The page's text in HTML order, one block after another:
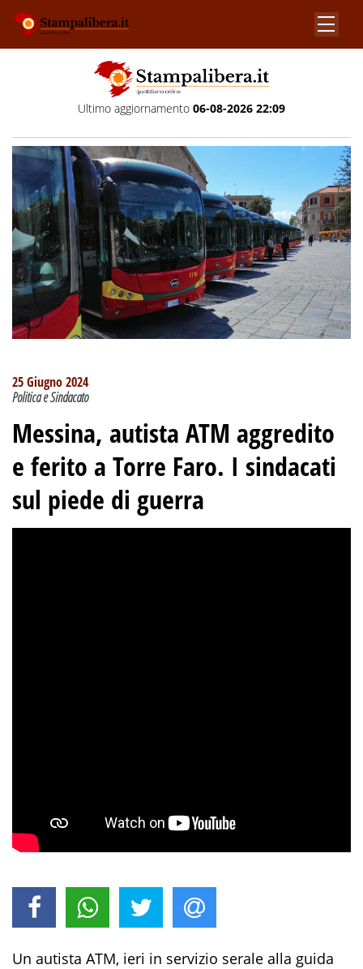
Ultimo aggiornamento 06-08-2026 22:09
25 Giugno 2024
Politica e Sindacato
Messina, autista ATM aggredito
e ferito a Torre Faro. I sindacati
sul piede di guerra
Un autista ATM, ieri in servizio serale alla guida